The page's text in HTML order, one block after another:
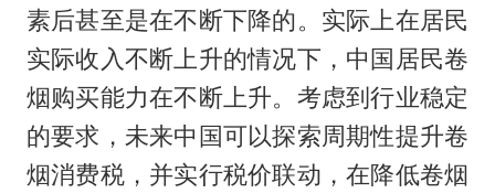
素后甚至是在不断下降的。实际上在居民
实际收入不断上升的情况下，中国居民卷
烟购买能力在不断上升。考虑到行业稳定
的要求，未来中国可以探索周期性提升卷
烟消费税，并实行税价联动，在降低卷烟